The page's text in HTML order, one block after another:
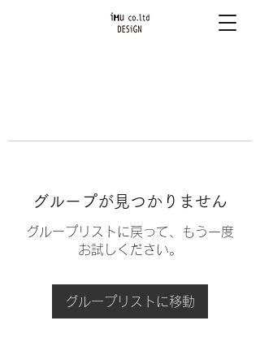
グループが見つかりません
グループリストに戻って、もう一度
お試しください。
グループリストに移動